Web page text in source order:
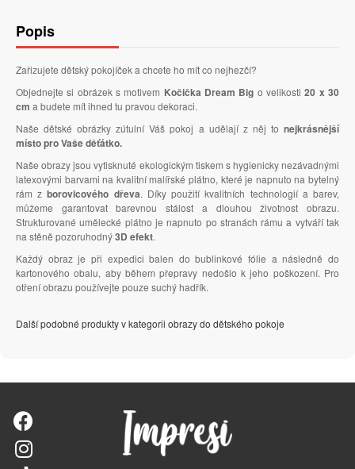
Popis
Zařizujete dětský pokojíček a chcete ho mít co nejhezčí?
Objednejte si obrázek s motivem Kočička Dream Big o velikosti20 x 30
cm a budete mít ihned tu pravou dekoraci.
Naše dětské obrázky zútulní Váš pokoj a udělají z něj to nejkrásnější
místo pro Vaše děťátko.
Naše obrazy jsou vytisknuté ekologickým tiskem s hygienicky nezávadnými
latexovými barvami na kvalitní malířské plátno, které je napnuto na bytelný
rám zborovicového dřeva. Díky použití kvalitních technologií a barev,
můžeme garantovat barevnou stálost a dlouhou životnost obrazu.
Strukturované umělecké plátno je napnuto po stranách rámu a vytváří tak
na stěně pozoruhodný3D efekt.
Každý obraz je při expedici balen do bublinkové fólie a následně do
kartonového obalu, aby během přepravy nedošlo k jeho poškození. Pro
otření obrazu používejte pouze suchý hadřík.
Další podobné produkty v kategorii obrazy do dětského pokoje